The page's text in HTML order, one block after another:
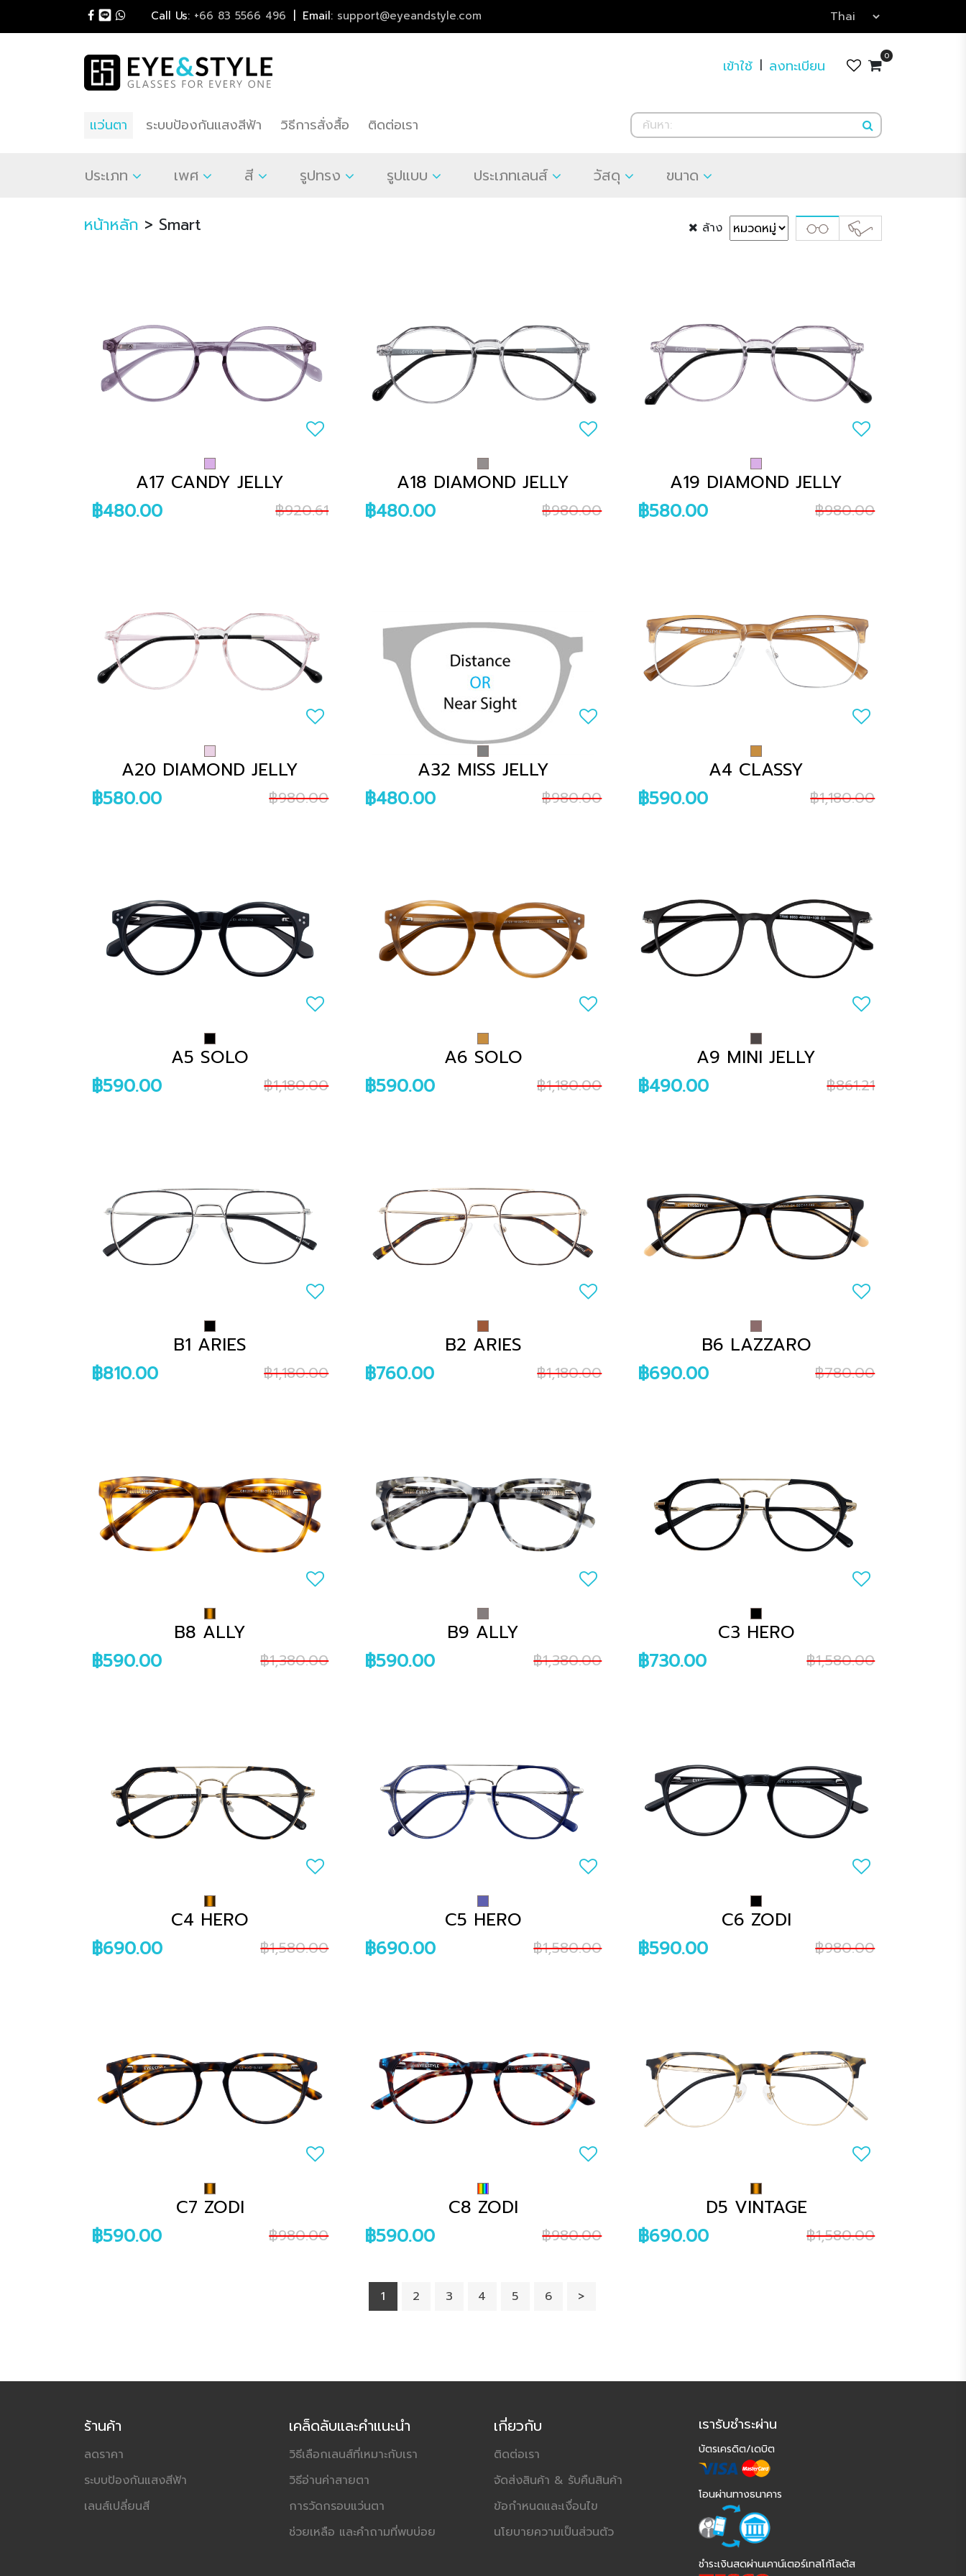
Call Us: +66 83 5566 496 | Email: support@eyeandstyle.com
เข้าใช้ | ลงทะเบียน
0
แว่นตา ระบบป้องกันแสงสีฟ้า วิธีการสั่งสื้อ ติดต่อเรา
ประเภท เพศ สี รูปทรง รูปแบบ ประเภทเลนส์ วัสดุ ขนาด
หน้าหลัก > Smart ล้าง
A17 CANDY JELLY
฿480.00
฿920.61
A18 DIAMOND JELLY
฿480.00
฿980.00
A19 DIAMOND JELLY
฿580.00
฿980.00
A20 DIAMOND JELLY
฿580.00
฿980.00
A32 MISS JELLY
฿480.00
฿980.00
A4 CLASSY
฿590.00
฿1,180.00
A5 SOLO
฿590.00
฿1,180.00
A6 SOLO
฿590.00
฿1,180.00
A9 MINI JELLY
฿490.00
฿861.21
B1 ARIES
฿810.00
฿1,180.00
B2 ARIES
฿760.00
฿1,180.00
B6 LAZZARO
฿690.00
฿780.00
B8 ALLY
฿590.00
฿1,380.00
B9 ALLY
฿590.00
฿1,380.00
C3 HERO
฿730.00
฿1,580.00
C4 HERO
฿690.00
฿1,580.00
C5 HERO
฿690.00
฿1,580.00
C6 ZODI
฿590.00
฿980.00
C7 ZODI
฿590.00
฿980.00
C8 ZODI
฿590.00
฿980.00
D5 VINTAGE
฿690.00
฿1,580.00
1 2 3 4 5 6 >
ร้านค้า
ลดราคา
ระบบป้องกันแสงสีฟ้า
เลนส์เปลี่ยนสี
เคล็ดลับและคำแนะนำ
วิธีเลือกเลนส์ที่เหมาะกับเรา
วิธีอ่านค่าสายตา
การวัดกรอบแว่นตา
ช่วยเหลือ และคำถามที่พบบ่อย
เกี่ยวกับ
ติดต่อเรา
จัดส่งสินค้า & รับคืนสินค้า
ข้อกำหนดและเงื่อนไข
นโยบายความเป็นส่วนตัว
เรารับชำระผ่าน
บัตรเครดิต/เดบิต
โอนผ่านทางธนาคาร
ชำระเงินสดผ่านเคาน์เตอร์เทสโก้โลตัส